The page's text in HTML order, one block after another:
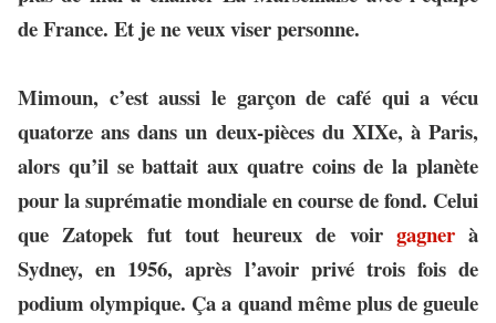
de France. Et je ne veux viser personne.
Mimoun, c’est aussi le garçon de café qui a vécu
quatorze ans dans un deux-pièces du XIXe, à Paris,
alors qu’il se battait aux quatre coins de la planète
pour la suprématie mondiale en course de fond. Celui
que Zatopek fut tout heureux de voir gagnerà
Sydney, en 1956, après l’avoir privé trois fois de
podium olympique. Ça a quand même plus de gueule